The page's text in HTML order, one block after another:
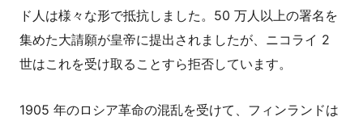
ド人は様々な形で抵抗しました。50 万人以上の署名を
集めた大請願が皇帝に提出されましたが、ニコライ 2
世はこれを受け取ることすら拒否しています。
1905 年のロシア革命の混乱を受けて、フィンランドは